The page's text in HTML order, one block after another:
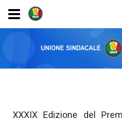
XXXIX Edizione del